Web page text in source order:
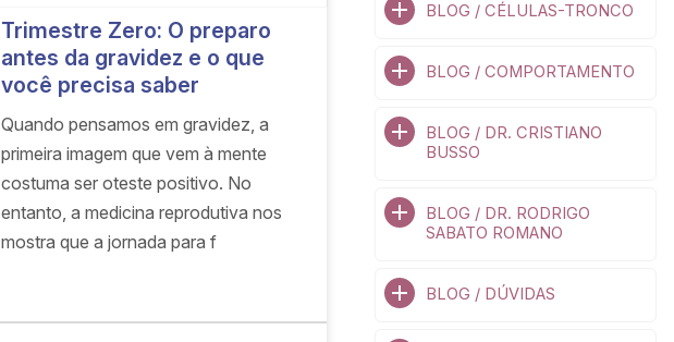
Trimestre Zero: O preparo
antes da gravidez e o que
você precisa saber
Quando pensamos em gravidez, a
primeira imagem que vem à mente
costuma ser oteste positivo. No
entanto, a medicina reprodutiva nos
mostra que a jornada para f
BLOG / CÉLULAS-TRONCO
BLOG / COMPORTAMENTO
BLOG / DR. CRISTIANO
BUSSO
BLOG / DR. RODRIGO
SABATO ROMANO
BLOG / DÚVIDAS